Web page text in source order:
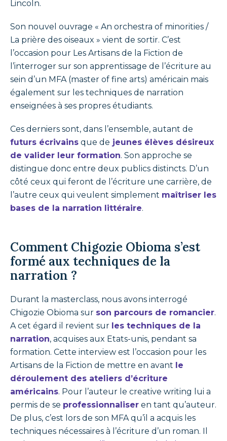
Lincoln.
Son nouvel ouvrage « An orchestra of minorities /
La prière des oiseaux » vient de sortir. C’est
l’occasion pour Les Artisans de la Fiction de
l’interroger sur son apprentissage de l’écriture au
sein d’un MFA (master of fine arts) américain mais
également sur les techniques de narration
enseignées à ses propres étudiants.
Ces derniers sont, dans l’ensemble, autant de
futurs écrivains que de jeunes élèves désireux
de valider leur formation. Son approche se
distingue donc entre deux publics distincts. D’un
côté ceux qui feront de l’écriture une carrière, de
l’autre ceux qui veulent simplement maîtriser les
bases de la narration littéraire.
Comment Chigozie Obioma s’est
formé aux techniques de la
narration ?
Durant la masterclass, nous avons interrogé
Chigozie Obioma sur son parcours de romancier.
A cet égard il revient sur les techniques de la
narration, acquises aux Etats-unis, pendant sa
formation. Cette interview est l’occasion pour les
Artisans de la Fiction de mettre en avant le
déroulement des ateliers d’écriture
américains. Pour l’auteur le creative writing lui a
permis de se professionnaliser en tant qu’auteur.
De plus, c’est lors de son MFA qu’il a acquis les
techniques nécessaires à l’écriture d’un roman. Il